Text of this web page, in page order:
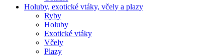
Holuby, exotické vtáky, včely a plazy
Ryby
Holuby
Exotické vtáky
Včely
Plazy